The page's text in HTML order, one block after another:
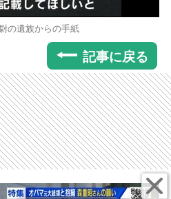
の遺族からの手紙
記事に戻る